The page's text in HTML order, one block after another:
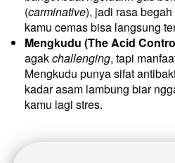
(carminative), jadi rasa
kamu cemas bisa langsung
Mengkudu (The Acid
agak challenging, tapi
Mengkudu punya sifat
kadar asam lambung biar
kamu lagi stres.